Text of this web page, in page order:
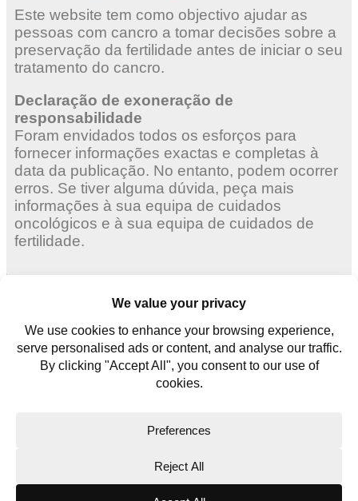
Este website tem como objectivo ajudar as
pessoas com cancro a tomar decisões sobre a
preservação da fertilidade antes de iniciar o seu
tratamento do cancro.
Declaração de exoneração de
responsabilidade
Foram envidados todos os esforços para
fornecer informações exactas e completas à
data da publicação. No entanto, podem ocorrer
erros. Se tiver alguma dúvida, peça mais
informações à sua equipa de cuidados
oncológicos e à sua equipa de cuidados de
fertilidade.
Homens jovens
Contate-nos
Copyright © 2026. All rights reserved.